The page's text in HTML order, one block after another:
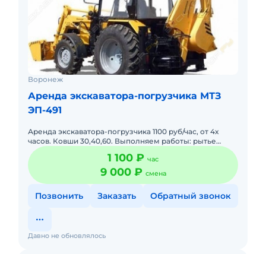
Воронеж
Аренда экскаватора-погрузчика МТЗ
ЭП-491
Аренда экскаватора-погрузчика 1100 руб/час, от 4х
часов. Ковши 30,40,60. Выполняем работы: рытье
траншей под воду, ленточный фундамент, газ, кабель,
сливные ямы
1 100 ₽ час
9 000 ₽ смена
Позвонить Заказать Обратный звонок
Давно не обновлялось